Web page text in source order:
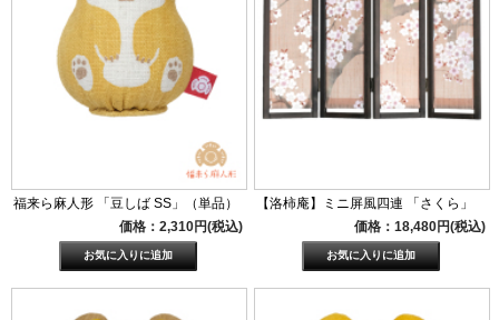
福来ら麻人形 「豆しば SS」（単品）
価格：2,310円(税込)
【洛柿庵】ミニ屏風四連 「さくら」
価格：18,480円(税込)